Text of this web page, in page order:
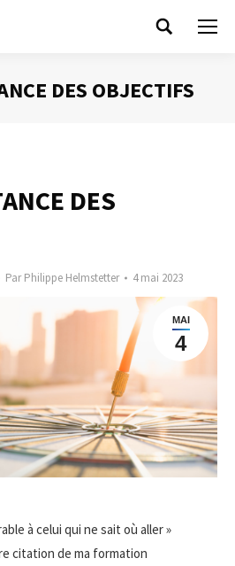
Search:
DES OBJECTIFS
DES
ParPhilippe Helmstetter 4 mai 2023
MAI
4
à celui qui ne sait où aller »
citation de ma formation